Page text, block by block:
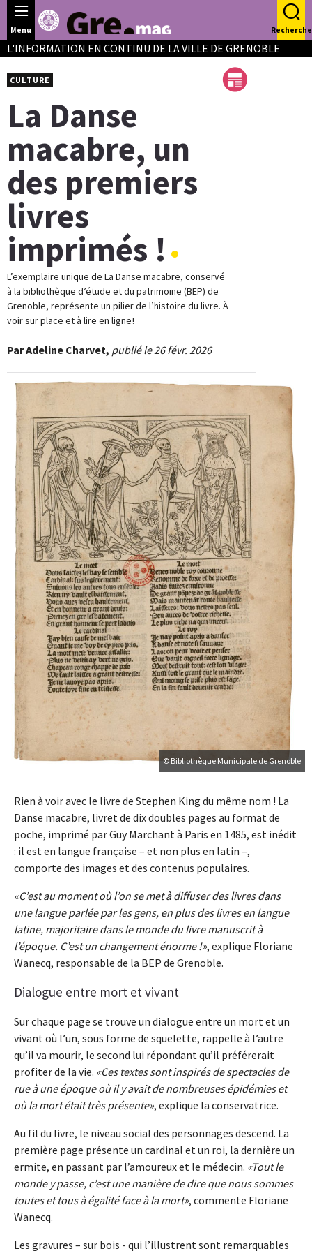
Panneau de gestion des cookies
Menu Recherche
L'INFORMATION EN CONTINU DE LA VILLE DE GRENOBLE
© Bibliothèque Municipale de Grenoble
La Danse
macabre, un
des premiers
livres
imprimés !
L’exemplaire unique de La Danse macabre, conservé
à la bibliothèque d’étude et du patrimoine (BEP) de
Grenoble, représente un pilier de l’histoire du livre. À
voir sur place et à lire en ligne !
CULTURE
Par Adeline Charvet, publié le 26 févr. 2026
Rien à voir avec le livre de Stephen King du même nom ! La
Danse macabre, livret de dix doubles pages au format de
poche, imprimé par Guy Marchant à Paris en 1485, est inédit
: il est en langue française – et non plus en latin –,
comporte des images et des contenus populaires.
C’est au moment où l’on se met à diffuser des livres dans
une langue parlée par les gens, en plus des livres en langue
latine, majoritaire dans le monde du livre manuscrit à
l’époque. C’est un changement énorme ! , explique Floriane
Wanecq, responsable de la BEP de Grenoble.
Dialogue entre mort et vivant
Sur chaque page se trouve un dialogue entre un mort et un
vivant où l’un, sous forme de squelette, rappelle à l’autre
qu’il va mourir, le second lui répondant qu’il préférerait
profiter de la vie. Ces textes sont inspirés de spectacles de
rue à une époque où il y avait de nombreuses épidémies et
où la mort était très présente , explique la conservatrice.
Au fil du livre, le niveau social des personnages descend. La
première page présente un cardinal et un roi, la dernière un
ermite, en passant par l’amoureux et le médecin. Tout le
monde y passe, c’est une manière de dire que nous sommes
toutes et tous à égalité face à la mort , commente Floriane
Wanecq.
Les gravures – sur bois - qui l’illustrent sont remarquables